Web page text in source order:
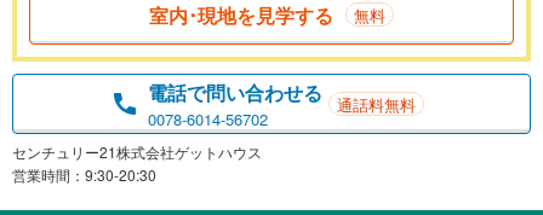
室内･現地を見学する 無料
電話で問い合わせる
0078-6014-56702
通話料無料
センチュリー21株式会社ゲットハウス
営業時間：9:30-20:30